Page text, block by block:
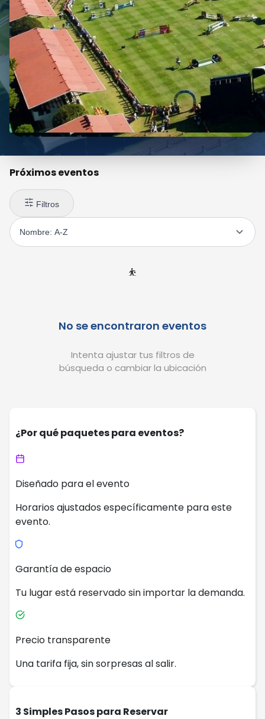
Próximos eventos
Filtros
⛹️
No se encontraron eventos
Intenta ajustar tus filtros de
búsqueda o cambiar la ubicación
¿Por qué paquetes para eventos?
Diseñado para el evento
Horarios ajustados específicamente para este
evento.
Garantía de espacio
Tu lugar está reservado sin importar la demanda.
Precio transparente
Una tarifa fija, sin sorpresas al salir.
3 Simples Pasos para Reservar